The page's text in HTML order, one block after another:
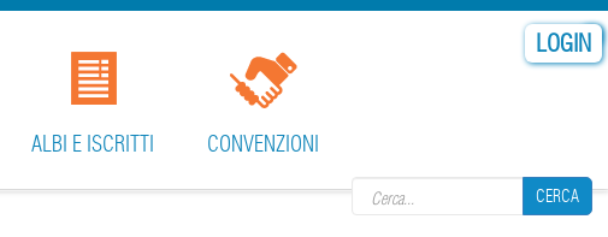
LOGIN
CERCA
ALBI E ISCRITTI CONVENZIONI